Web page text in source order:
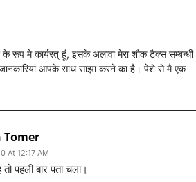
रूप मे कार्यरत् हूं, इसके अलावा मेरा शौक टैक्स सम्बन्धी
आपके साथ साझा करने का है। पेशे से मै एक
Tomer
At 12:17 AM
पहली बार पता चला।